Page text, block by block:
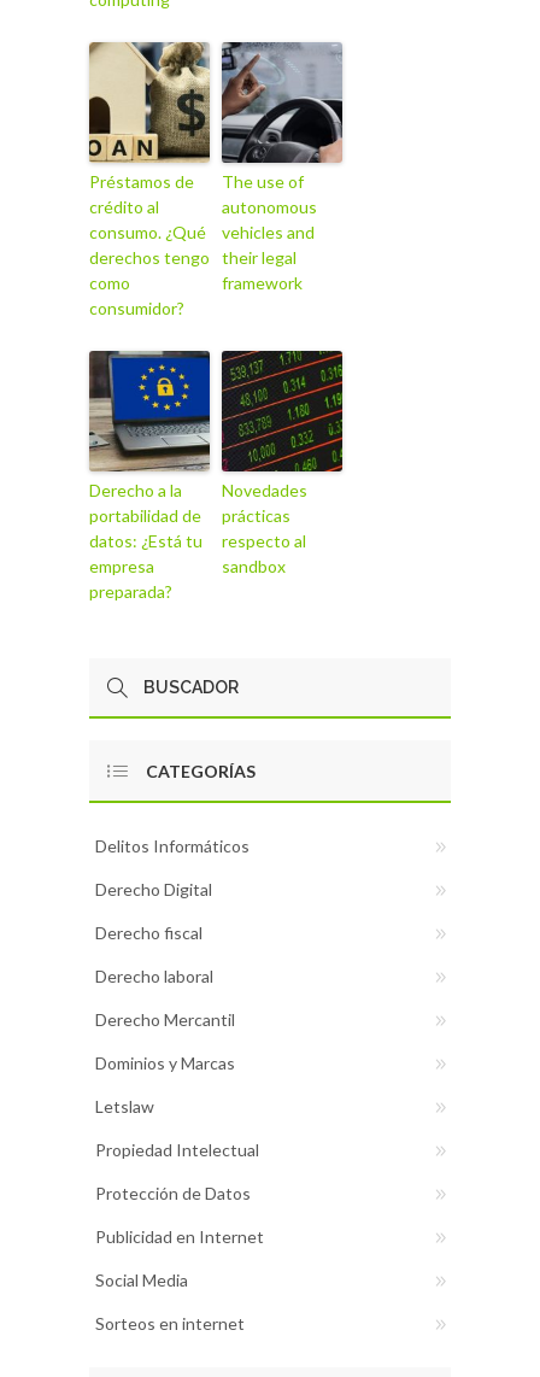
Préstamos de
crédito al
consumo. ¿Qué
derechos tengo
como
consumidor?
The use of
autonomous
vehicles and
their legal
framework
Derecho a la
portabilidad de
datos: ¿Está tu
empresa
preparada?
Novedades
prácticas
respecto al
sandbox
CATEGORÍAS
Delitos Informáticos
Derecho Digital
Derecho fiscal
Derecho laboral
Derecho Mercantil
Dominios y Marcas
Letslaw
Propiedad Intelectual
Protección de Datos
Publicidad en Internet
Social Media
Sorteos en internet